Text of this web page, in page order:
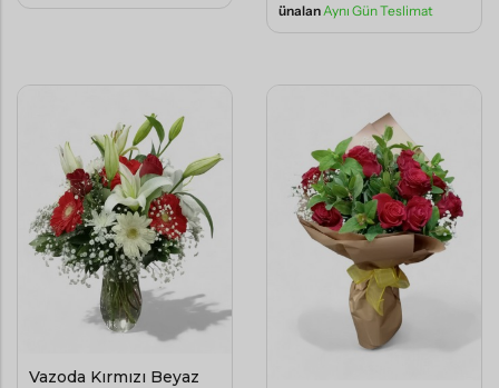
ünalan Aynı Gün Teslimat
Vazoda Kırmızı Beyaz